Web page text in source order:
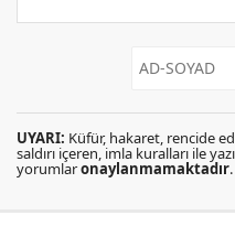
UYARI: Küfür, hakaret, rencide
saldırı içeren, imla kuralları ile
yorumlaronaylanmamaktadır.